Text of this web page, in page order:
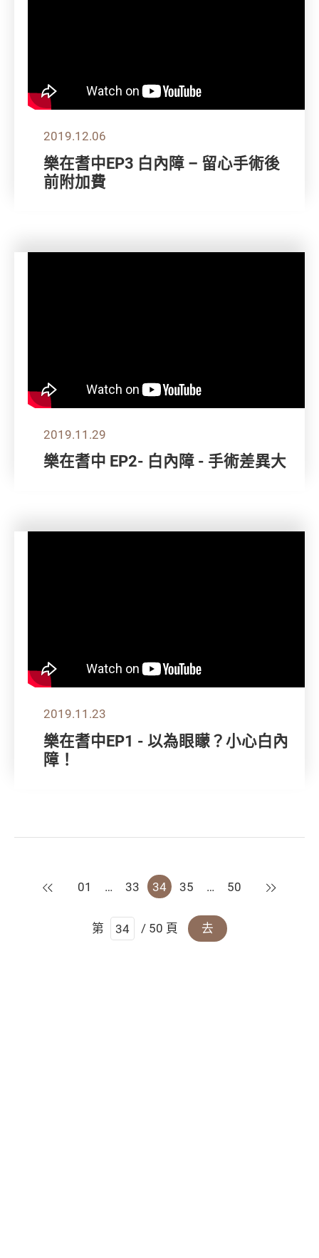
2019.12.06
樂在耆中EP3 白內障 – 留心手術後
前附加費
2019.11.29
樂在耆中 EP2- 白內障 - 手術差異大
2019.11.23
樂在耆中EP1 - 以為眼矇？小心白內
障！
上一頁
01 … 33 34 35 … 50 下一頁
第 / 50 頁 去